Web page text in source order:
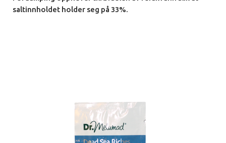
saltinnholdet holder seg på 33%.